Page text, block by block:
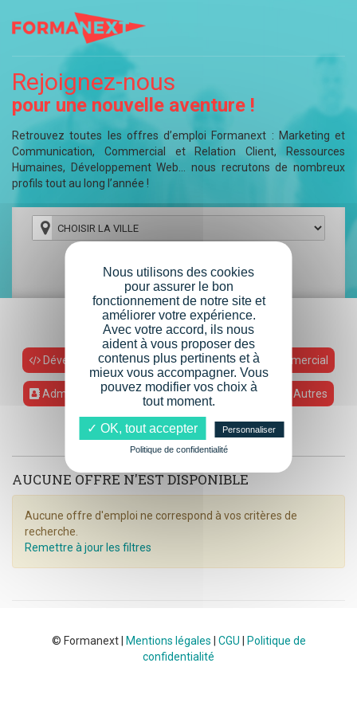
Rejoignez-nous
pour une nouvelle aventure !
Retrouvez toutes les offres d’emploi Formanext : Marketing et
Communication, Commercial et Relation Client, Ressources
Humaines, Développement Web… nous recrutons de nombreux
profils tout au long l’année !
CDD
ALTERNANCE
AUTRES
Marketing / Communication / Digital
Développement Web Relation Client / Commercial
Administratif Ressources Humaines Autres
Support / Pédagogie
AUCUNE OFFRE N'EST DISPONIBLE
Aucune offre d'emploi ne correspond à vos critères de
recherche.
Remettre à jour les filtres
© Formanext | Mentions légales CGU
Politique de
confidentialité
Nous utilisons des cookies
pour assurer le bon
fonctionnement de notre site et
améliorer votre expérience.
Avec votre accord, ils nous
aident à vous proposer des
contenus plus pertinents et à
mieux vous accompagner. Vous
pouvez modifier vos choix à
tout moment.
✓ OK, tout accepter
Personnaliser
Politique de confidentialité